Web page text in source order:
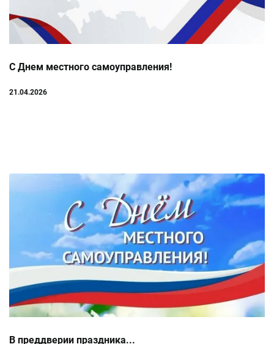
С Днем местного самоуправления!
21.04.2026
В преддверии праздника...